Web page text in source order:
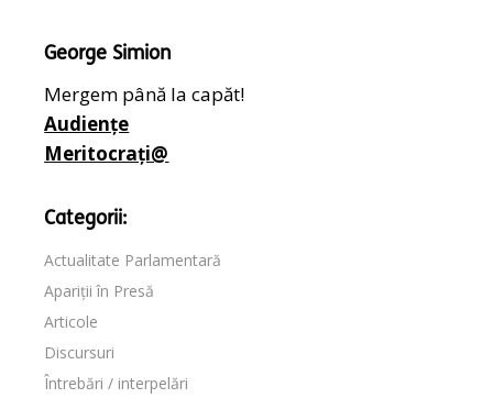
George Simion
Mergem până la capăt!
Audiențe
Meritocrați@
Categorii:
Actualitate Parlamentară
Apariții în Presă
Articole
Discursuri
Întrebări / interpelări